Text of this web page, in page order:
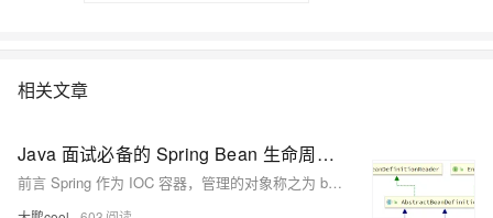
相关文章
Java 面试必备的 Spring Bean 生命周期总结
前言 Spring 作为 IOC 容器，管理的对象称之为 bean，Java 对象在 ClassLoader 中有自己的创建和清理过程，那么 Spring Bean 在容器中也有自己的生命周期。